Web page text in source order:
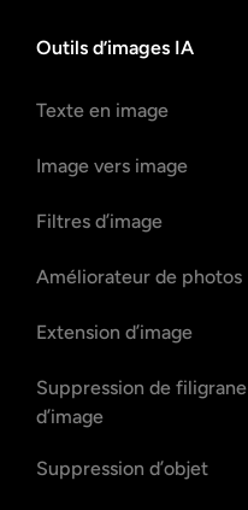
Outils d’images IA
Texte en image
Image vers image
Filtres d’image
Améliorateur de photos
Extension d’image
Suppression de filigrane
d’image
Suppression d’objet